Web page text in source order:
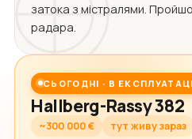
затока з містралями.
радара.
СЬОГОДНІ · В
Hallberg-Rassy 382
~300 000 € тут живу зараз